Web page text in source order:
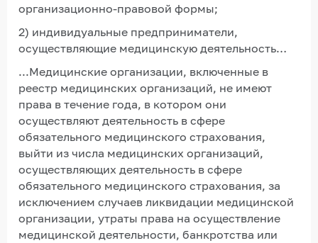
организационно-правовой формы;
2) индивидуальные предприниматели,
осуществляющие медицинскую деятельность…
...Медицинские организации, включенные в
реестр медицинских организаций, не имеют
права в течение года, в котором они
осуществляют деятельность в сфере
обязательного медицинского страхования,
выйти из числа медицинских организаций,
осуществляющих деятельность в сфере
обязательного медицинского страхования, за
исключением случаев ликвидации медицинской
организации, утраты права на осуществление
медицинской деятельности, банкротства или